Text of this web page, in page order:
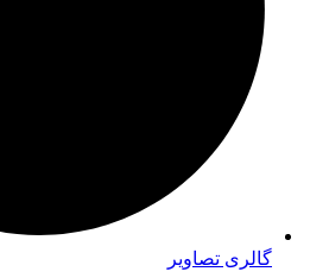
گالری تصاویر